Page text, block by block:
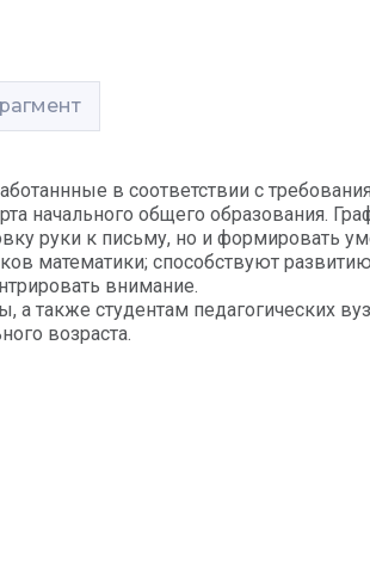
в соответствии с
начального общего образования.
руки к письму, но и формировать
математики; способствуют
внимание.
а также студентам педагогических
возраста.